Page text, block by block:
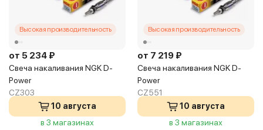
Высокая производительность
от 5 234 ₽
Свеча накаливания NGK D-
Power
CZ303
10 августа
в 3 магазинах
Высокая производительность
от 7 219 ₽
Свеча накаливания NGK D-
Power
CZ551
10 августа
в 3 магазинах